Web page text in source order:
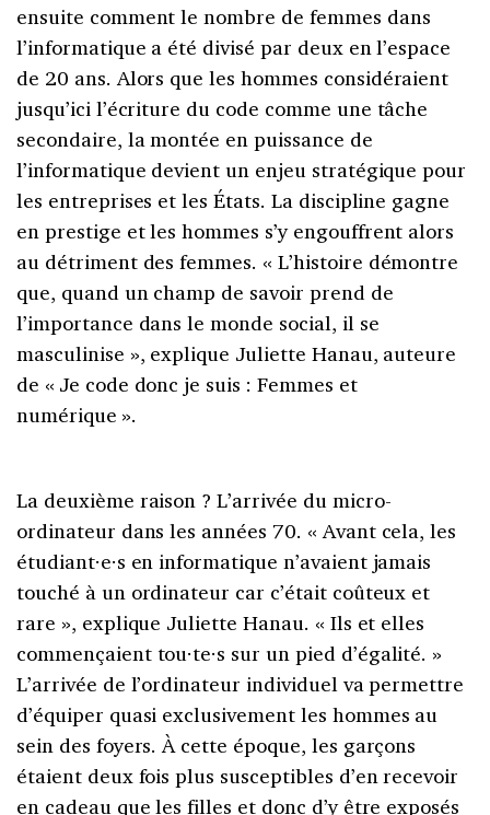
ensuite comment le nombre de femmes dans
l’informatique a été divisé par deux en l’espace
de 20 ans. Alors que les hommes considéraient
jusqu’ici l’écriture du code comme une tâche
secondaire, la montée en puissance de
l’informatique devient un enjeu stratégique pour
les entreprises et les États. La discipline gagne
en prestige et les hommes s’y engouffrent alors
au détriment des femmes. « L’histoire démontre
que, quand un champ de savoir prend de
l’importance dans le monde social, il se
masculinise », explique Juliette Hanau, auteure
de « Je code donc je suis : Femmes et
numérique ».
La deuxième raison ? L’arrivée du micro-
ordinateur dans les années 70. « Avant cela, les
étudiant·e·s en informatique n’avaient jamais
touché à un ordinateur car c’était coûteux et
rare », explique Juliette Hanau. « Ils et elles
commençaient tou·te·s sur un pied d’égalité. »
L’arrivée de l’ordinateur individuel va permettre
d’équiper quasi exclusivement les hommes au
sein des foyers. À cette époque, les garçons
étaient deux fois plus susceptibles d’en recevoir
en cadeau que les filles et donc d’y être exposés